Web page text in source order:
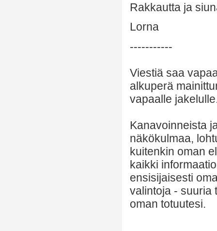
Rakkautta ja
Lorna
-----------
Viestiä saa
alkuperä
vapaalle
Kanavoinneista
näkökulmaa,
kuitenkin oman
kaikki
ensisijaisesti
valintoja - suuria
oman totuutesi.